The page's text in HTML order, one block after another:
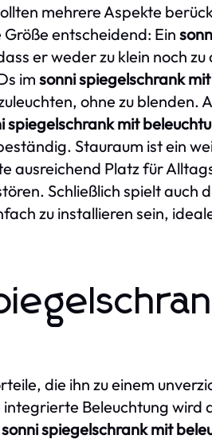
mehrere Aspekte
entscheidend: Ein
er weder zu klein noch
im sonni spiegelschrank
ohne zu blenden.
spiegelschrank mit
Stauraum ist ein
ausreichend Platz für
Schließlich spielt auch
zu installieren sein,
die ihn zu einem
Beleuchtung wird
sonni spiegelschrank mit